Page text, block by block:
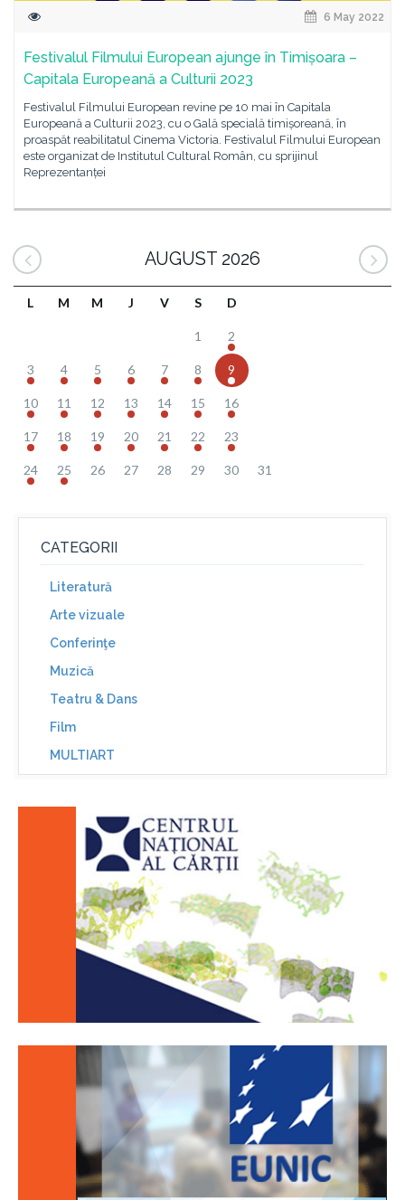
6 May 2022
Festivalul Filmului European ajunge în Timișoara –
Capitala Europeană a Culturii 2023
Festivalul Filmului European revine pe 10 mai în Capitala
Europeană a Culturii 2023, cu o Gală specială timișoreană, în
proaspăt reabilitatul Cinema Victoria. Festivalul Filmului European
este organizat de Institutul Cultural Român, cu sprijinul
Reprezentanței
AUGUST 2026
L M M J V S D
1 2
3 4 5 6 7 8 9
10 11 12 13 14 15 16
17 18 19 20 21 22 23
24 25 26 27 28 29 30 31
CATEGORII
Literatură
Arte vizuale
Conferinţe
Muzică
Teatru & Dans
Film
MULTIART